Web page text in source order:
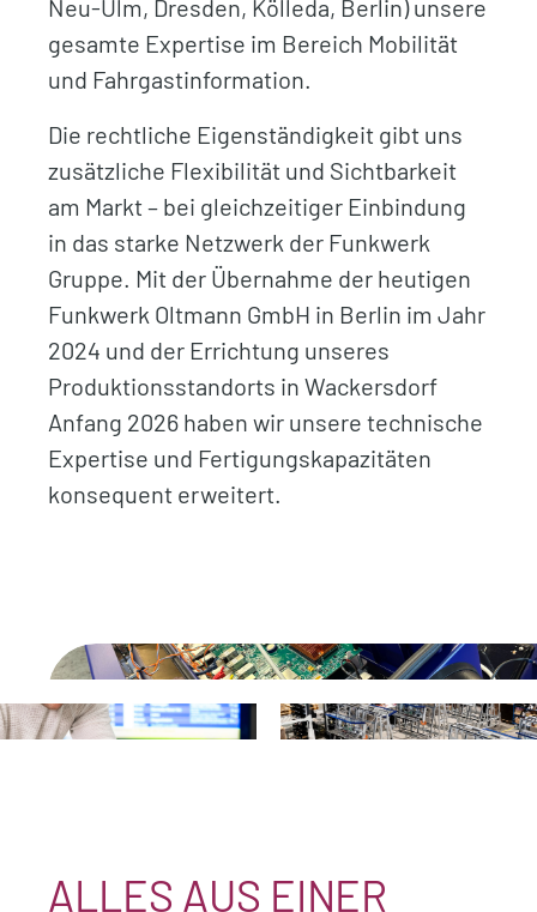
Neu-Ulm, Dresden, Kölleda, Berlin) unsere
gesamte Expertise im Bereich Mobilität
und Fahrgastinformation.
Die rechtliche Eigenständigkeit gibt uns
zusätzliche Flexibilität und Sichtbarkeit
am Markt – bei gleichzeitiger Einbindung
in das starke Netzwerk der Funkwerk
Gruppe. Mit der Übernahme der heutigen
Funkwerk Oltmann GmbH in Berlin im Jahr
2024 und der Errichtung unseres
Produktionsstandorts in Wackersdorf
Anfang 2026 haben wir unsere technische
Expertise und Fertigungskapazitäten
konsequent erweitert.
.
. .
ALLES AUS EINER